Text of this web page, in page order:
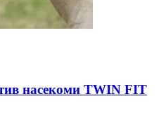
насекоми TWIN FIT